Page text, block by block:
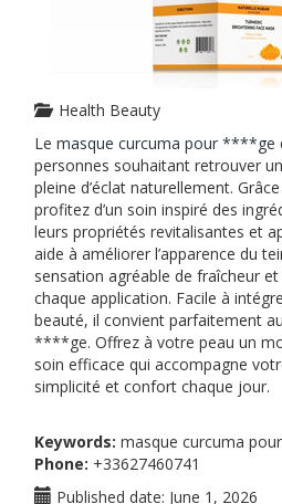
Health Beauty
Le masque curcuma pour ****ge
personnes souhaitant retrouver
pleine d’éclat naturellement.
profitez d’un soin inspiré des
leurs propriétés revitalisantes et
aide à améliorer l’apparence du
sensation agréable de fraîcheur
chaque application. Facile à
beauté, il convient parfaitement
****ge. Offrez à votre peau un
soin efficace qui accompagne
simplicité et confort chaque jour.
Keywords: masque curcuma
Phone: +33627460741
Published date: June 1, 2026